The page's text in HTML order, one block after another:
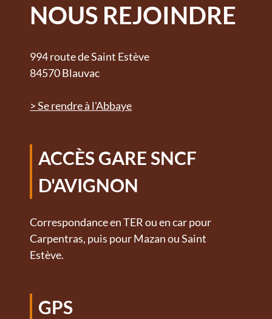
NOUS REJOINDRE
994 route de Saint Estève
84570 Blauvac
> Se rendre à l'Abbaye
ACCÈS GARE SNCF
D'AVIGNON
Correspondance en TER ou en car pour
Carpentras, puis pour Mazan ou Saint
Estève.
GPS